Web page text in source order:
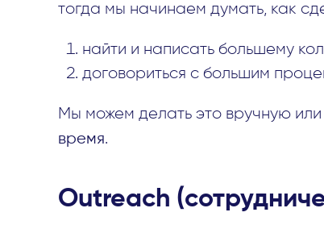
тогда мы начинаем думать, как
найти и написать большему
договориться с большим
Мы можем делать это вручную
время.
Outreach